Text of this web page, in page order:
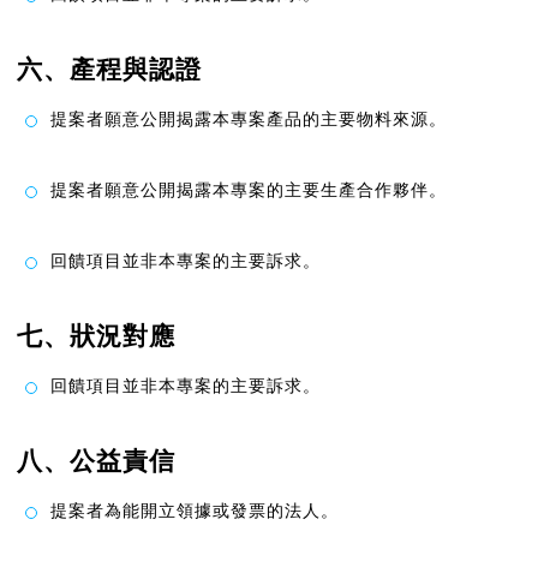
六、產程與認證
提案者願意公開揭露本專案產品的主要物料來源。
提案者願意公開揭露本專案的主要生產合作夥伴。
回饋項目並非本專案的主要訴求。
七、狀況對應
回饋項目並非本專案的主要訴求。
八、公益責信
提案者為能開立領據或發票的法人。